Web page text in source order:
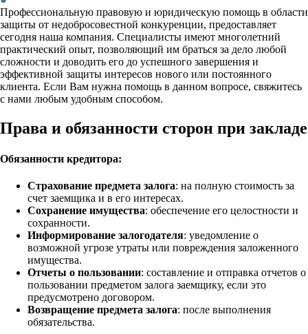
Профессиональную правовую и юридическую помощь в области
защиты от недобросовестной конкуренции, предоставляет
сегодня наша компания. Специалисты имеют многолетний
практический опыт, позволяющий им браться за дело любой
сложности и доводить его до успешного завершения и
эффективной защиты интересов нового или постоянного
клиента. Если Вам нужна помощь в данном вопросе, свяжитесь
с нами любым удобным способом.
Права и обязанности сторон при закладе
Обязанности кредитора:
Страхование предмета залога: на полную стоимость за
счет заемщика и в его интересах.
Сохранение имущества: обеспечение его целостности и
сохранности.
Информирование залогодателя: уведомление о
возможной угрозе утраты или повреждения заложенного
имущества.
Отчеты о пользовании: составление и отправка отчетов о
пользовании предметом залога заемщику, если это
предусмотрено договором.
Возвращение предмета залога: после выполнения
обязательства.